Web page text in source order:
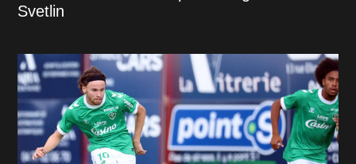
Svetlin